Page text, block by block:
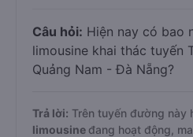
Câu hỏi: Hiện nay có bao
limousine khai thác tuyến
Quảng Nam - Đà Nẵng?
Trả lời: Trên tuyến đường này
limousine đang hoạt động,